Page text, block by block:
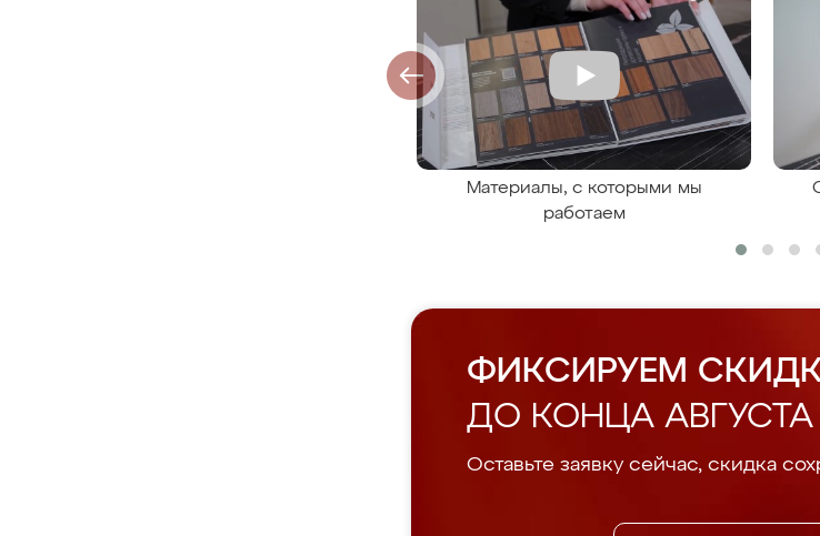
Материалы, с которыми мы
работаем
ФИКСИРУЕМ
ДО КОНЦА АВГУСТА
Оставьте заявку сейчас, скидка